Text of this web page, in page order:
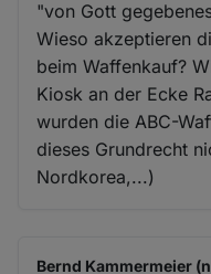
"von Gott
Wieso akzeptieren
beim Waffenkauf?
Kiosk an der Ecke
wurden die ABC-
dieses Grundrecht
Nordkorea,...)
Bernd Kammermeier